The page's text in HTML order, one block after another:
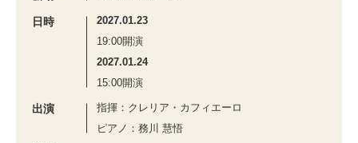
日時
2027.01.23
19:00開演
2027.01.24
15:00開演
出演
指揮：クレリア・カフィエーロ
ピアノ：務川 慧悟